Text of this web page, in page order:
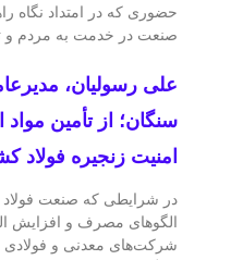
حضوری که در امتداد نگاه
صنعت در خدمت به مردم و
علی رسولیان،
سنگان؛ از تأمین مواد
امنیت زنجیره فولاد
در شرایطی که صنعت فولاد
الگوهای مصرف و افزایش
شرکت‌های معدنی و فولادی